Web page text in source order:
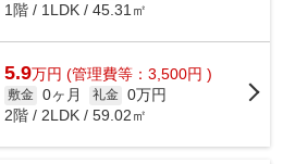
1階 / 1LDK / 45.31㎡
5.9万円 (管理費等：3,500円 )
敷金 0ヶ月 礼金 0万円
2階 / 2LDK / 59.02㎡